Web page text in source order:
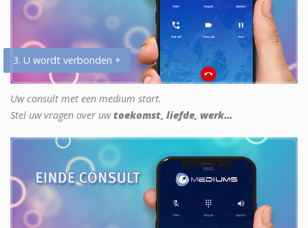
3. U wordt verbonden +
Uw consult met een medium start.
Stel uw vragen over uwtoekomst, liefde, werk...